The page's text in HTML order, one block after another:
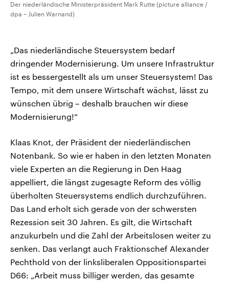
Der niederländische Ministerpräsident Mark Rutte (picture alliance /
dpa – Julien Warnand)
„Das niederländische Steuersystem bedarf
dringender Modernisierung. Um unsere Infrastruktur
ist es bessergestellt als um unser Steuersystem! Das
Tempo, mit dem unsere Wirtschaft wächst, lässt zu
wünschen übrig – deshalb brauchen wir diese
Modernisierung!“
Klaas Knot, der Präsident der niederländischen
Notenbank. So wie er haben in den letzten Monaten
viele Experten an die Regierung in Den Haag
appelliert, die längst zugesagte Reform des völlig
überholten Steuersystems endlich durchzuführen.
Das Land erholt sich gerade von der schwersten
Rezession seit 30 Jahren. Es gilt, die Wirtschaft
anzukurbeln und die Zahl der Arbeitslosen weiter zu
senken. Das verlangt auch Fraktionschef Alexander
Pechthold von der linksliberalen Oppositionspartei
D66: „Arbeit muss billiger werden, das gesamte